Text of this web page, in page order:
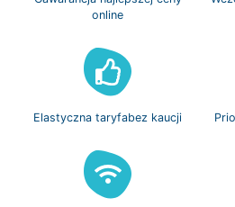
online
Elastyczna taryfabez kaucji